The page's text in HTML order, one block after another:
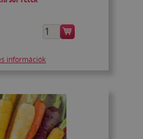
információk